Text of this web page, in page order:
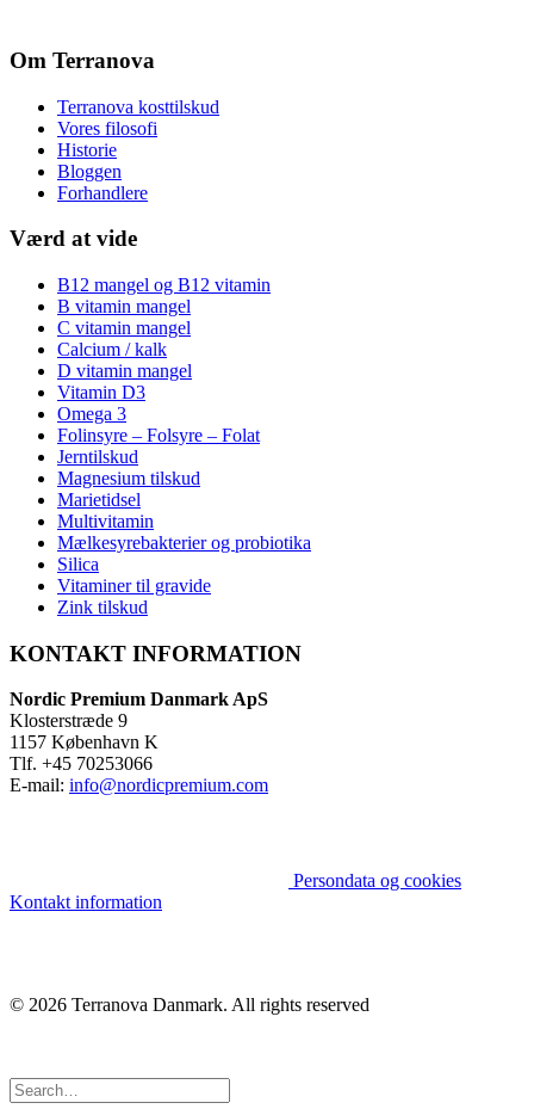
Om Terranova
Terranova kosttilskud
Vores filosofi
Historie
Bloggen
Forhandlere
Værd at vide
B12 mangel og B12 vitamin
B vitamin mangel
C vitamin mangel
Calcium / kalk
D vitamin mangel
Vitamin D3
Omega 3
Folinsyre – Folsyre – Folat
Jerntilskud
Magnesium tilskud
Marietidsel
Multivitamin
Mælkesyrebakterier og probiotika
Silica
Vitaminer til gravide
Zink tilskud
KONTAKT INFORMATION
Nordic Premium Danmark ApS
Klosterstræde 9
1157 København K
Tlf. +45 70253066
E-mail: info@nordicpremium.com
Persondata og cookies
Kontakt information
© 2026 Terranova Danmark. All rights reserved